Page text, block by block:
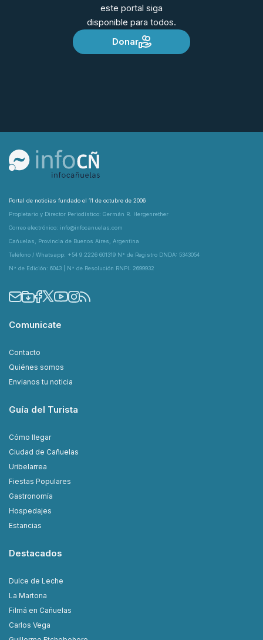
este portal siga
disponible para todos.
Donar
Portal de noticias fundado el 11 de octubre de 2006
Propietario y Director Periodístico: Germán R. Hergenrether
Correo electrónico: info@infocanuelas.com
Cañuelas, Provincia de Buenos Aires, Argentina
Teléfono / Whatsapp: +54 9 2226 601319 N° de Registro DNDA: 5343054
N° de Edición: 6043 | N° de Resolución RNPI: 2699932
Comunicate
Contacto
Quiénes somos
Envianos tu noticia
Guía del Turista
Cómo llegar
Ciudad de Cañuelas
Uribelarrea
Fiestas Populares
Gastronomía
Hospedajes
Estancias
Destacados
Dulce de Leche
La Martona
Filmá en Cañuelas
Carlos Vega